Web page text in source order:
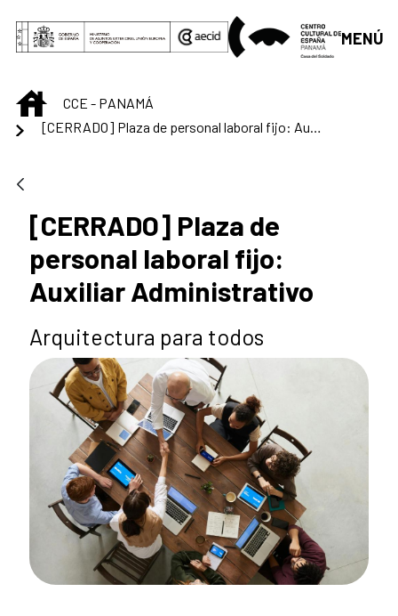
Saltar al contenido principal
MENÚ
INICIOCCE - PANAMÁ
[CERRADO] Plaza de
personal laboral fijo:
Auxiliar Administrativo
Arquitectura para todos